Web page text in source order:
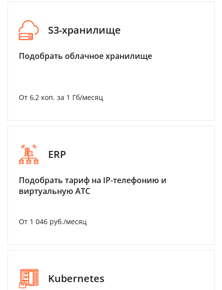
S3-хранилище
Подобрать облачное хранилище
От 6,2 коп. за 1 Гб/месяц
ERP
Подобрать тариф на IP-телефонию и
виртуальную АТС
От 1 046 руб./месяц
Kubernetes